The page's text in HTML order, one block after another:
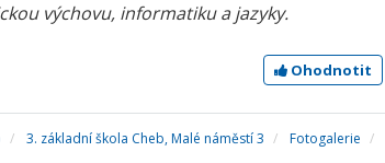
výchovu, informatiku a jazyky.
Ohodnotit
3. základní škola Cheb, Malé náměstí 3 Fotogalerie